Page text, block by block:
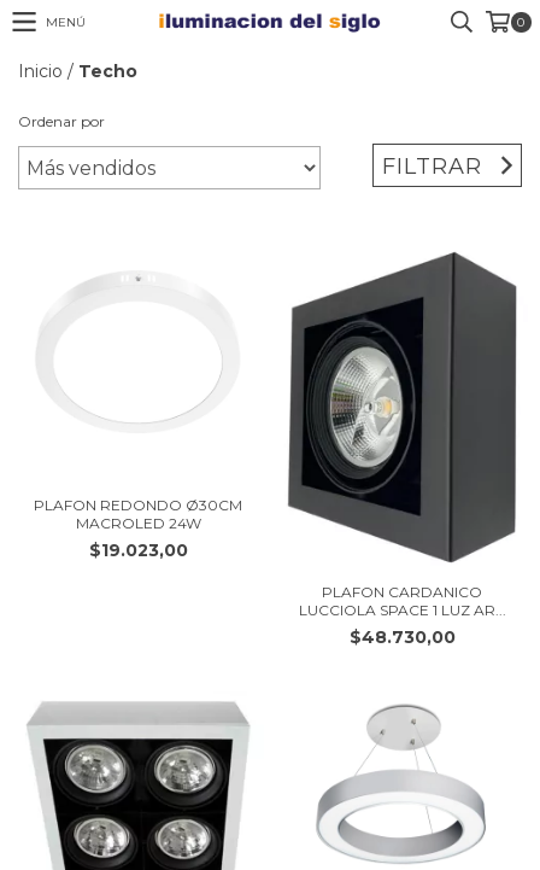
MENÚ 0
Inicio / Techo
Ordenar por
FILTRAR
PLAFON REDONDO Ø30CM
MACROLED 24W
$19.023,00
PLAFON CARDANICO
LUCCIOLA SPACE 1 LUZ AR...
$48.730,00